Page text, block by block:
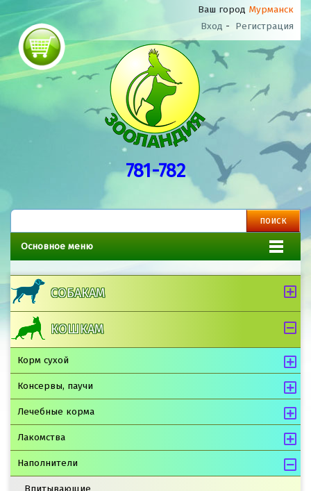
Ваш город Мурманск
Вход - Регистрация
781-782
Основное меню
СОБАКАМ
КОШКАМ
Корм сухой
Консервы, паучи
Лечебные корма
Лакомства
Наполнители
Впитывающие